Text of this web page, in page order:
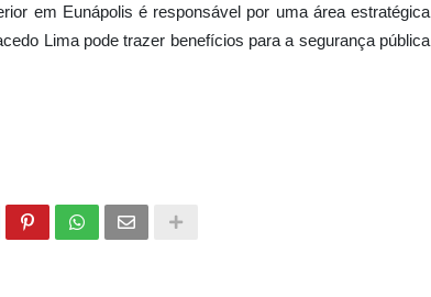
em Eunápolis é responsável por uma área estratégica
Lima pode trazer benefícios para a segurança pública